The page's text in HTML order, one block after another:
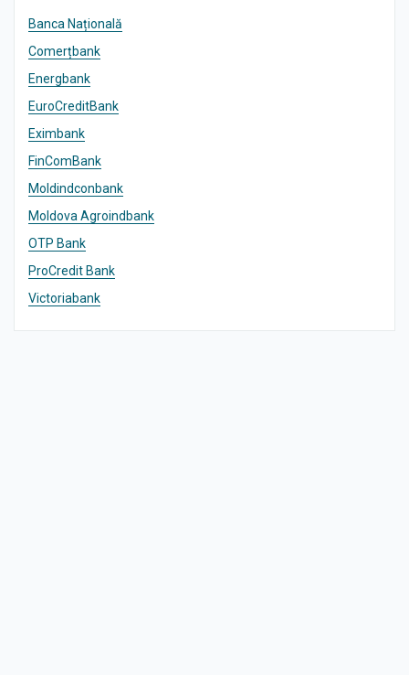
Banca Națională
Comerțbank
Energbank
EuroCreditBank
Eximbank
FinComBank
Moldindconbank
Moldova Agroindbank
OTP Bank
ProCredit Bank
Victoriabank